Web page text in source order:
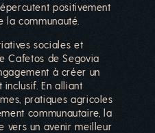
positivement
la communauté.
sociales et
Cafetos de Segovia
à créer un
En alliant
pratiques agricoles
communautaire, la
vers un avenir meilleur